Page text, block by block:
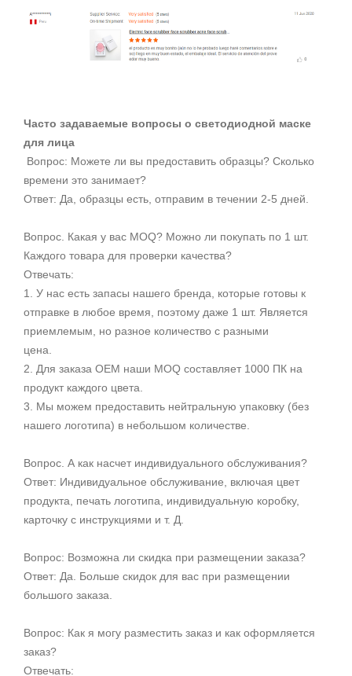
Часто задаваемые вопросы о светодиодной маске
для лица
Вопрос: Можете ли вы предоставить образцы? Сколько
времени это занимает?
Ответ: Да, образцы есть, отправим в течении 2-5 дней.
Вопрос. Какая у вас MOQ? Можно ли покупать по 1 шт.
Каждого товара для проверки качества?
Отвечать:
1. У нас есть запасы нашего бренда, которые готовы к
отправке в любое время, поэтому даже 1 шт. Является
приемлемым, но разное количество с разными
цена.
2. Для заказа OEM наши MOQ составляет 1000 ПК на
продукт каждого цвета.
3. Мы можем предоставить нейтральную упаковку (без
нашего логотипа) в небольшом количестве.
Вопрос. А как насчет индивидуального обслуживания?
Ответ: Индивидуальное обслуживание, включая цвет
продукта, печать логотипа, индивидуальную коробку,
карточку с инструкциями и т. Д.
Вопрос: Возможна ли скидка при размещении заказа?
Ответ: Да. Больше скидок для вас при размещении
большого заказа.
Вопрос: Как я могу разместить заказ и как оформляется
заказ?
Отвечать: